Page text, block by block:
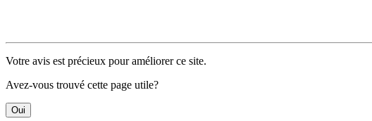
Votre avis est précieux pour améliorer ce site.
Avez-vous trouvé cette page utile?